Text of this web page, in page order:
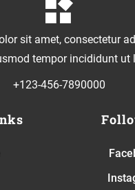
sit amet, consectetur
tempor incididunt ut
+123-456-7890000